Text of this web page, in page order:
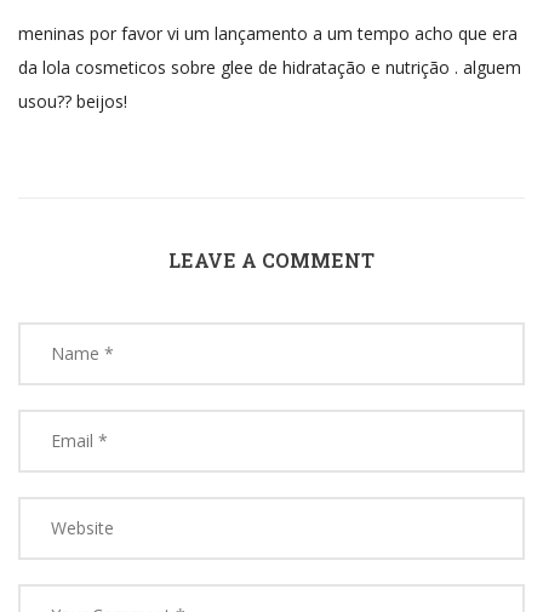
meninas por favor vi um lançamento a um tempo acho que era
da lola cosmeticos sobre glee de hidratação e nutrição . alguem
usou?? beijos!
LEAVE A COMMENT